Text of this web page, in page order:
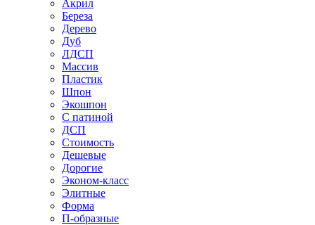
Акрил
Береза
Дерево
Дуб
ЛДСП
Массив
Пластик
Шпон
Экошпон
С патиной
ДСП
Стоимость
Дешевые
Дорогие
Эконом-класс
Элитные
Форма
П-образные